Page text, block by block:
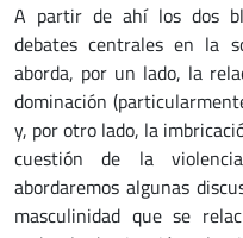
A partir de ahí los dos
debates centrales en la
aborda, por un lado, la
dominación
y, por otro lado, la
cuestión de la
abordaremos algunas
masculinidad que se